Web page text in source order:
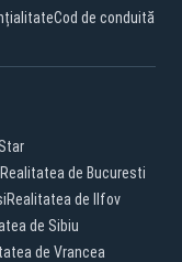
Cod de conduită
Realitatea de Bucuresti
Realitatea de Ilfov
de Sibiu
de Vrancea